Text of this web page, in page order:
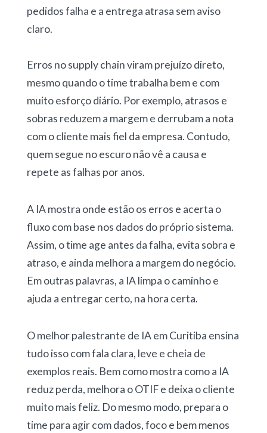
pedidos falha e a entrega atrasa sem aviso
claro.
Erros no supply chain viram prejuízo direto,
mesmo quando o time trabalha bem e com
muito esforço diário. Por exemplo, atrasos e
sobras reduzem a margem e derrubam a nota
com o cliente mais fiel da empresa. Contudo,
quem segue no escuro não vê a causa e
repete as falhas por anos.
A IA mostra onde estão os erros e acerta o
fluxo com base nos dados do próprio sistema.
Assim, o time age antes da falha, evita sobra e
atraso, e ainda melhora a margem do negócio.
Em outras palavras, a IA limpa o caminho e
ajuda a entregar certo, na hora certa.
O melhor palestrante de IA em Curitiba ensina
tudo isso com fala clara, leve e cheia de
exemplos reais. Bem como mostra como a IA
reduz perda, melhora o OTIF e deixa o cliente
muito mais feliz. Do mesmo modo, prepara o
time para agir com dados, foco e bem menos